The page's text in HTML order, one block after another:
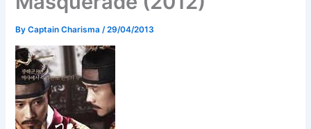
ByCaptain Charisma /29/04/2013